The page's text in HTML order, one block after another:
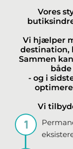
Vores
Vi hjælper
destination,
Sammen
- og i
Vi